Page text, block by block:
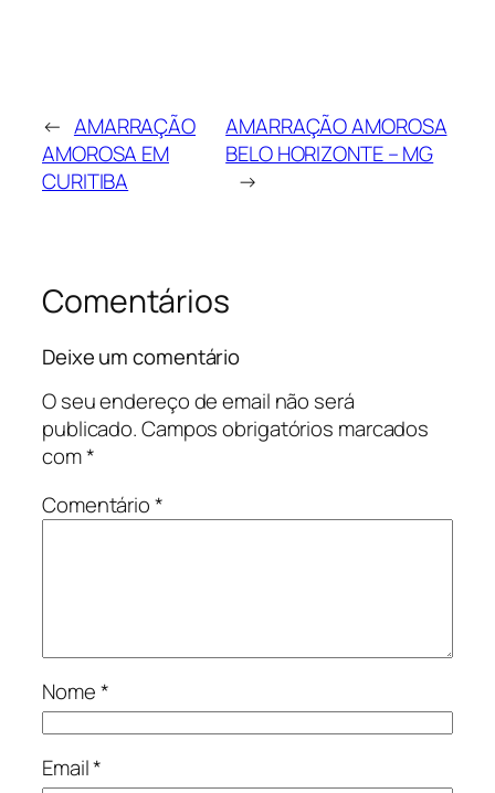
← AMARRAÇÃO
AMOROSA EM
CURITIBA
AMARRAÇÃO AMOROSA
BELO HORIZONTE – MG
→
Comentários
Deixe um comentário
O seu endereço de email não será
publicado.Campos obrigatórios marcados
com*
Comentário*
Nome*
Email*